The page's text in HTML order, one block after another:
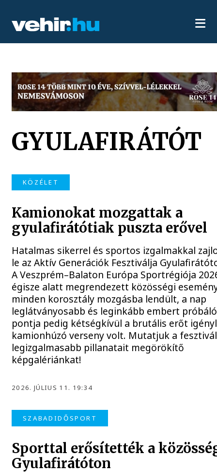
GYULAFIRÁTÓT
KÖZÉLET
Kamionokat mozgattak a
gyulafirátótiak puszta erővel
Hatalmas sikerrel és sportos izgalmakkal
le az Aktív Generációk Fesztiválja
A Veszprém–Balaton Európa Sportrégiója
égisze alatt megrendezett közösségi
minden korosztály mozgásba lendült, a nap
leglátványosabb és leginkább embert próbáló
pontja pedig kétségkívül a brutális erőt
kamionhúzó verseny volt. Mutatjuk a fesztivál
legizgalmasabb pillanatait megörökítő
képgalériánkat!
2026. JÚLIUS 11. 19:34
SZABADIDŐSPORT
Sporttal erősítették a
Gyulafirátóton